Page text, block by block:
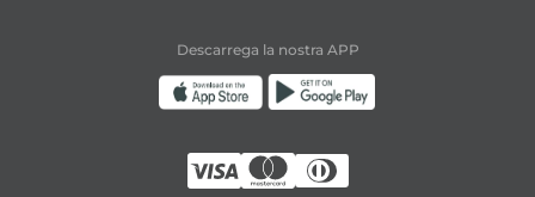
Descarrega la nostra APP